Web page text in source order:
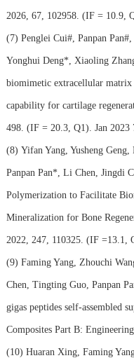
2026, 67, 102958. (IF = 10.9,
(7) Penglei Cui#, Panpan
Yonghui Deng*, Xiaoling
biomimetic extracellular
capability for cartilage
498. (IF = 20.3, Q1). Jan
(8) Yifan Yang, Yusheng
Panpan Pan*, Li Chen, Jingdi
Polymerization to Facilitate
Mineralization for Bone
2022, 247, 110325. (IF =13.1,
(9) Faming Yang, Zhouchi
Chen, Tingting Guo, Panpan
gigas peptides self-assembled
Composites Part B:
(10) Huaran Xing, Faming